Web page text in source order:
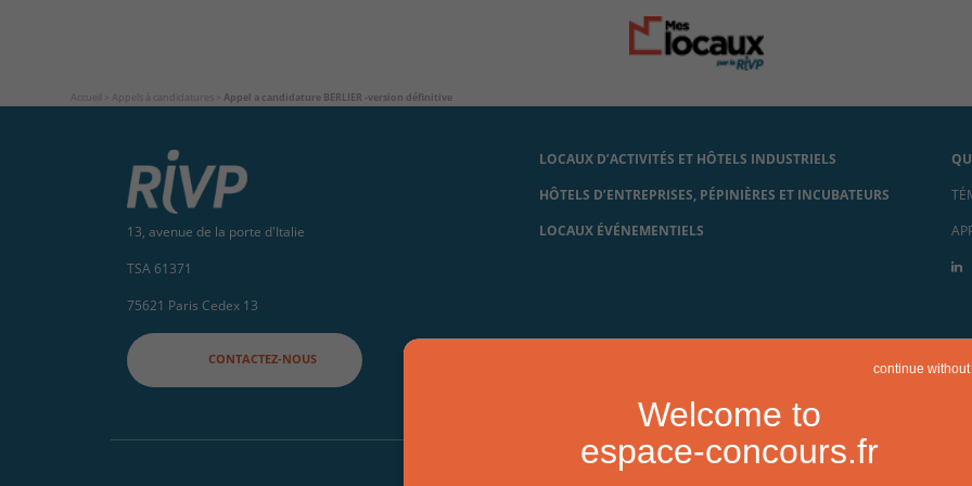
Accueil Appels à candidatures Appel a candidature BERLIER -version définitive
13, avenue de la porte d'Italie
TSA 61371
75621 Paris Cedex 13
CONTACTEZ-NOUS
LOCAUX D’ACTIVITÉS ET HÔTELS INDUSTRIELS
HÔTELS D’ENTREPRISES, PÉPINIÈRES ET INCUBATEURS
LOCAUX ÉVÉNEMENTIELS
continue
Welcome to
espace-concours.fr